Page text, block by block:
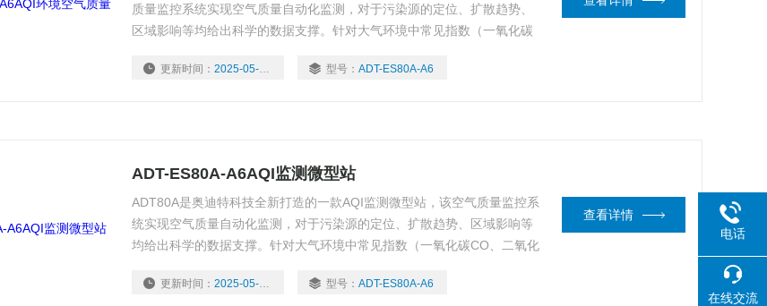
质量监控系统实现空气质量自动化监测，对于污染源的定位、扩散趋势、
区域影响等均给出科学的数据支撑。针对大气环境中常见指数（一氧化碳
度）进行实时数据采集，支持24小时在线监测
更新时间：2025-05-07 型号：ADT-ES80A-A6
ADT-ES80A-A6AQI监测微型站
ADT80A是奥迪特科技全新打造的一款AQI监测微型站，该空气质量监控系
统实现空气质量自动化监测，对于污染源的定位、扩散趋势、区域影响等
均给出科学的数据支撑。针对大气环境中常见指数（一氧化碳CO、二氧化
时数据采集，支持24小时在线监测
更新时间：2025-05-07 型号：ADT-ES80A-A6
查看详情
电话
在线交流